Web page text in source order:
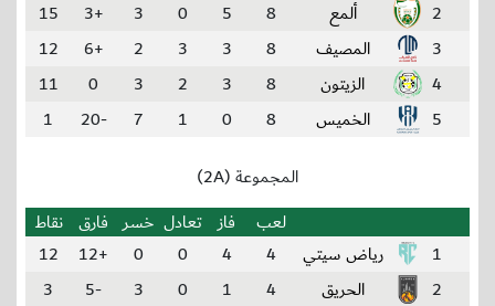
2
ألمع 8
5
0
3
+3
15
3
المصيف 8
3
3
2
+6
12
4
الزيتون 8
3
2
3
0
11
5
الخميس 8
0
1
7
-20
1
المجموعة (2A)
لعب
فاز تعادل خسر فارق نقاط
1
رياض سيتي 4
4
0
0
+12
12
2
الحريق 4
1
0
3
-5
3